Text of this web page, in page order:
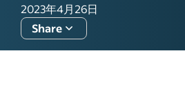
2023年4月26日
Share